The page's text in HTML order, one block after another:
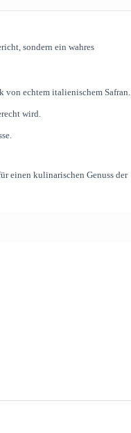
sondern ein wahres
von echtem italienischem Safran.
wird.
einen kulinarischen Genuss der